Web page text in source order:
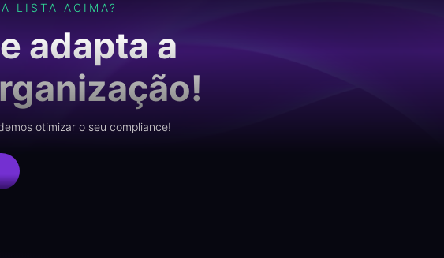
LISTA ACIMA?
adapta a
otimizar o seu compliance!